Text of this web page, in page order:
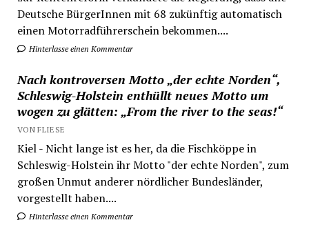
Deutsche BürgerInnen mit 68 zukünftig automatisch
einen Motorradführerschein bekommen....
Hinterlasse einen Kommentar
Nach kontroversen Motto „der echte Norden“,
Schleswig-Holstein enthüllt neues Motto um
wogen zu glätten: „From the river to the seas!“
VON FLIESE
Kiel - Nicht lange ist es her, da die Fischköppe in
Schleswig-Holstein ihr Motto "der echte Norden", zum
großen Unmut anderer nördlicher Bundesländer,
vorgestellt haben....
Hinterlasse einen Kommentar